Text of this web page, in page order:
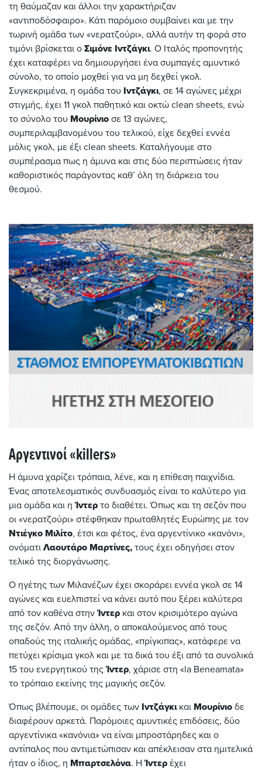
τη θαύμαζαν και άλλοι την χαρακτήριζαν
«αντιποδόσφαιρο». Κάτι παρόμοιο συμβαίνει και με την
τωρινή ομάδα των «νερατζούρι», αλλά αυτήν τη φορά στο
τιμόνι βρίσκεται ο Σιμόνε Ιντζάγκι. Ο Ιταλός προπονητής
έχει καταφέρει να δημιουργήσει ένα συμπαγές αμυντικό
σύνολο, το οποίο μοχθεί για να μη δεχθεί γκολ.
Συγκεκριμένα, η ομάδα του Ιντζάγκι, σε 14 αγώνες μέχρι
στιγμής, έχει 11 γκολ παθητικό και οκτώ clean sheets, ενώ
το σύνολο του Μουρίνιο σε 13 αγώνες,
συμπεριλαμβανομένου του τελικού, είχε δεχθεί εννέα
μόλις γκολ, με έξι clean sheets. Καταλήγουμε στο
συμπέρασμα πως η άμυνα και στις δύο περιπτώσεις ήταν
καθοριστικός παράγοντας καθ’ όλη τη διάρκεια του
θεσμού.
Αργεντινοί «killers»
Η άμυνα χαρίζει τρόπαια, λένε, και η επίθεση παιχνίδια.
Ένας αποτελεσματικός συνδυασμός είναι το καλύτερο για
μια ομάδα και η Ίντερ το διαθέτει. Όπως και τη σεζόν που
οι «νερατζούρι» στέφθηκαν πρωταθλητές Ευρώπης με τον
Ντιέγκο Μιλίτο, έτσι και φέτος, ένα αργεντίνικο «κανόνι»,
ονόματι Λαουτάρο Μαρτίνες, τους έχει οδηγήσει στον
τελικό της διοργάνωσης.
Ο ηγέτης των Μιλανέζων έχει σκοράρει εννέα γκολ σε 14
αγώνες και ευελπιστεί να κάνει αυτό που ξέρει καλύτερα
από τον καθένα στην Ίντερ και στον κρισιμότερο αγώνα
της σεζόν. Από την άλλη, ο αποκαλούμενος από τους
οπαδούς της ιταλικής ομάδας, «πρίγκιπας», κατάφερε να
πετύχει κρίσιμα γκολ και με τα δικά του έξι από τα συνολικά
15 του ενεργητικού της Ίντερ, χάρισε στη «la Beneamata»
το τρόπαιο εκείνης της μαγικής σεζόν.
Όπως βλέπουμε, οι ομάδες των Ιντζάγκικαι Μουρίνιο δε
διαφέρουν αρκετά. Παρόμοιες αμυντικές επιδόσεις, δύο
αργεντίνικα «κανόνια» να είναι μπροστάρηδες και ο
αντίπαλος που αντιμετώπισαν και απέκλεισαν στα ημιτελικά
ήταν ο ίδιος, η Μπαρτσελόνα. Η Ίντερ έχει